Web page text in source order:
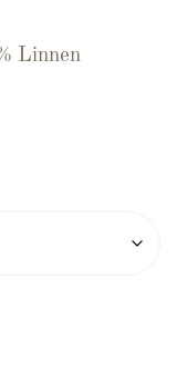
Linnen